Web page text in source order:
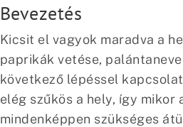
Bevezetés
Kicsit el vagyok maradva a
paprikák vetése,
következő lépéssel
elég szűkös a hely, így
mindenképpen szükséges